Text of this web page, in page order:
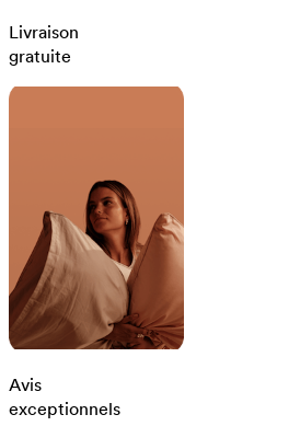
Livraison
gratuite
Avis
exceptionnels